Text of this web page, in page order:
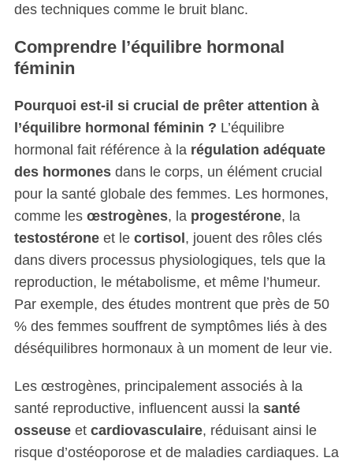
des techniques comme le bruit blanc.
Comprendre l’équilibre hormonal
féminin
Pourquoi est-il si crucial de prêter attention à
l’équilibre hormonal féminin ? L’équilibre
hormonal fait référence à la régulation adéquate
des hormonesdans le corps, un élément crucial
pour la santé globale des femmes. Les hormones,
comme les œstrogènes, la progestérone, la
testostéroneet le cortisol, jouent des rôles clés
dans divers processus physiologiques, tels que la
reproduction, le métabolisme, et même l’humeur.
Par exemple, des études montrent que près de 50
% des femmes souffrent de symptômes liés à des
déséquilibres hormonaux à un moment de leur vie.
Les œstrogènes, principalement associés à la
santé reproductive, influencent aussi la santé
osseuseet cardiovasculaire, réduisant ainsi le
risque d’ostéoporose et de maladies cardiaques. La